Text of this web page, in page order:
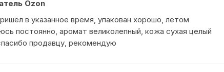
Ozon
в указанное время, упакован хорошо, летом
постоянно, аромат великолепный, кожа сухая целый
продавцу, рекомендую